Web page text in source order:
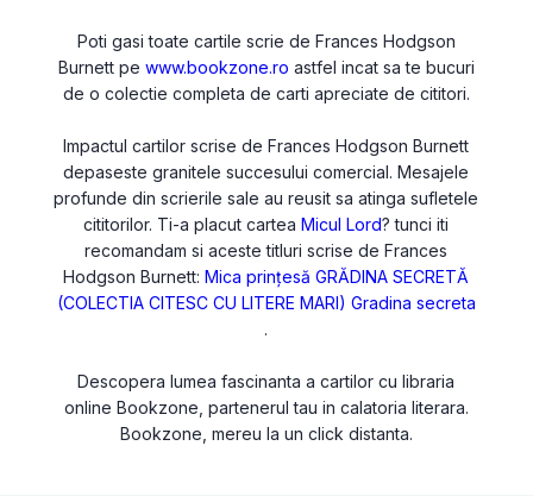
Poti gasi toate cartile scrie de Frances Hodgson
Burnett pe www.bookzone.ro astfel incat sa te bucuri
de o colectie completa de carti apreciate de cititori.
Impactul cartilor scrise de Frances Hodgson Burnett
depaseste granitele succesului comercial. Mesajele
profunde din scrierile sale au reusit sa atinga sufletele
cititorilor. Ti-a placut carteaMicul Lord? tunci iti
recomandam si aceste titluri scrise de Frances
Hodgson Burnett:Mica prințesă GRĂDINA SECRETĂ
(COLECTIA CITESC CU LITERE MARI) Gradina secreta
.
Descopera lumea fascinanta a cartilor cu libraria
online Bookzone, partenerul tau in calatoria literara.
Bookzone, mereu la un click distanta.